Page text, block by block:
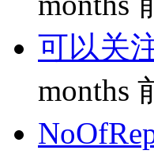
可以关
months